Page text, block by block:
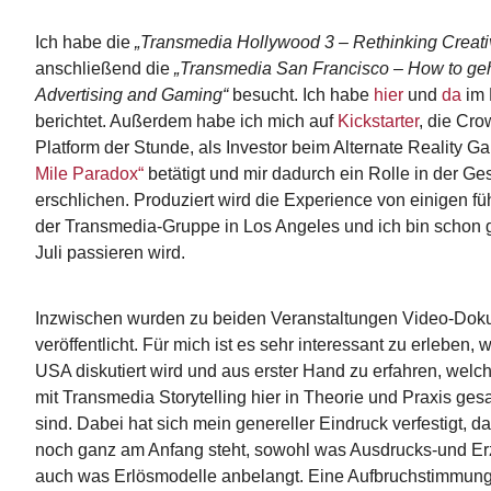
Ich habe die „Transmedia Hollywood 3 – Rethinking
anschließend die „Transmedia San Francisco – How to
Advertising and Gaming“besucht. Ich habe hier und da im
berichtet. Außerdem habe ich mich auf Kickstarter, die
Platform der Stunde, als Investor beim Alternate Reality
Mile Paradox“ betätigt und mir dadurch ein Rolle in der
erschlichen. Produziert wird die Experience von einigen
der Transmedia-Gruppe in Los Angeles und ich bin schon
Juli passieren wird.
Inzwischen wurden zu beiden Veranstaltungen Video-
veröffentlicht. Für mich ist es sehr interessant zu erleben,
USA diskutiert wird und aus erster Hand zu erfahren,
mit Transmedia Storytelling hier in Theorie und Praxis
sind. Dabei hat sich mein genereller Eindruck verfestigt,
noch ganz am Anfang steht, sowohl was Ausdrucks-und
auch was Erlösmodelle anbelangt. Eine